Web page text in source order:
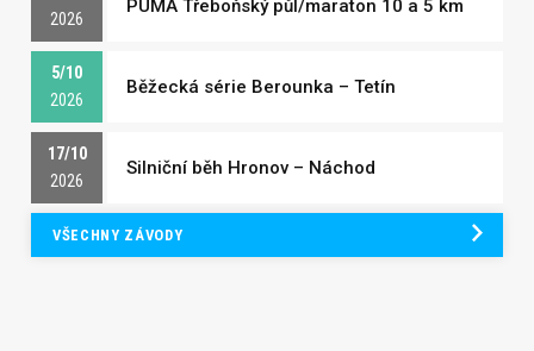
2026
PUMA Třeboňský půl/maraton 10 a 5 km
5/10
2026
Běžecká série Berounka – Tetín
17/10
2026
Silniční běh Hronov – Náchod
VŠECHNY ZÁVODY